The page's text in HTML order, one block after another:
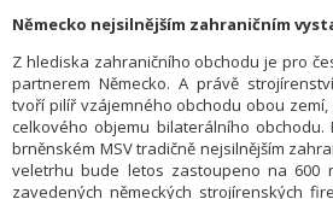
Německo nejsilnějším zahraničním
Z hlediska zahraničního obchodu je pro
partnerem Německo. A právě
tvoří pilíř vzájemného obchodu obou
celkového objemu bilaterálního obchodu.
brněnském MSV tradičně nejsilnějším
veletrhu bude letos zastoupeno na 600
zavedených německých strojírenských